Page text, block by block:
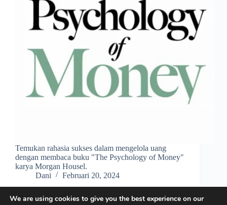
Temukan rahasia sukses dalam mengelola uang
dengan membaca buku "The Psychology of Money"
karya Morgan Housel.
Dani
Februari 20, 2024
We are using cookies to give you the best experience on our